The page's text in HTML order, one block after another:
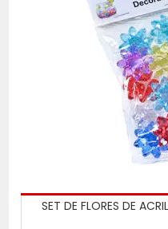
SET DE FLORES DE